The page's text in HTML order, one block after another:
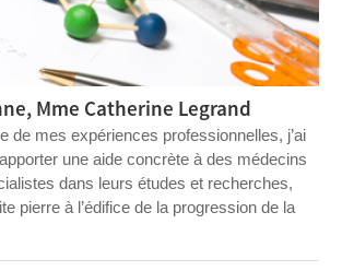
Mme Catherine Legrand
de mes expériences professionnelles, j’ai
une aide concrète à des médecins
dans leurs études et recherches,
pierre à l’édifice de la progression de la